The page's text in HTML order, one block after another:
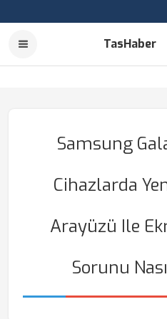
TasHaber
Samsung
Cihazlarda
Arayüzü Ile
Sorunu